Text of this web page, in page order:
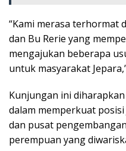
“Kami merasa terhormat
dan Bu Rerie yang
mengajukan beberapa
untuk masyarakat
Kunjungan ini
dalam memperkuat
dan pusat
perempuan yang